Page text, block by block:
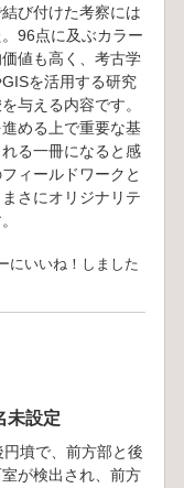
び付けた考察には
96点に及ぶカラー
値も高く、考古学
を活用する研究
与える内容です。
める上で重要な基
る一冊になると感
ィールドワークと
さにオリジナリテ
にいいね！しました
未設定
墳で、前方部と後
が検出され、前方